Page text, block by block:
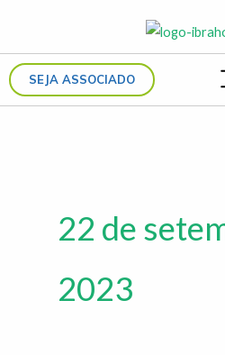
conteúdoSEJA ASSOCIADO
22 de
2023